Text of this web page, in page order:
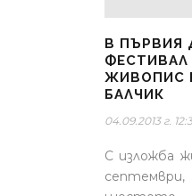
В ПЪРВИЯ
ФЕСТИВАЛ
ЖИВОПИС
БАЛЧИК
04.09.2013 г.
С изложба